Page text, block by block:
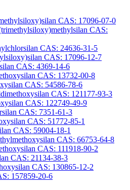
CAS: 17096-07-0
CAS:
CAS: 24636-31-5
CAS: 17096-12-7
CAS: 4369-14-6
CAS: 13732-00-8
CAS: 54586-78-6
CAS: 121177-93-3
CAS: 122749-49-9
CAS: 7351-61-3
CAS: 51772-85-1
CAS: 59004-18-1
CAS: 66753-64-8
CAS: 111918-90-2
CAS: 21134-38-3
CAS: 130865-12-2
157859-20-6